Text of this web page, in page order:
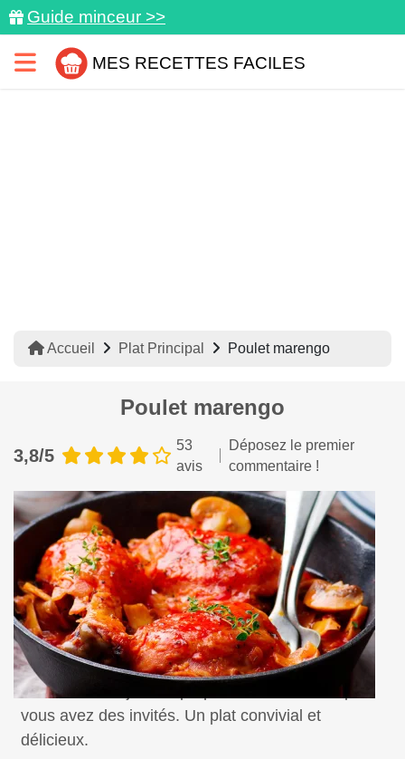
Guide minceur >>
MES RECETTES FACILES
Accueil Plat Principal Poulet marengo
Poulet marengo
3,8/5
53
avis
Déposez le premier
commentaire !
Une recette mijotée à proposer au dîner lorsque
vous avez des invités. Un plat convivial et
délicieux.